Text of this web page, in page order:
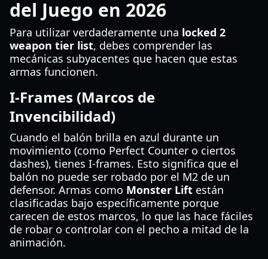
del Juego en 2026
Para utilizar verdaderamente una locked 2
weapon tier list, debes comprender las
mecánicas subyacentes que hacen que estas
armas funcionen.
I-Frames (Marcos de
Invencibilidad)
Cuando el balón brilla en azul durante un
movimiento (como Perfect Counter o ciertos
dashes), tienes I-frames. Esto significa que el
balón no puede ser robado por el M2 de un
defensor. Armas como Monster Lift están
clasificadas bajo específicamente porque
carecen de estos marcos, lo que las hace fáciles
de robar o controlar con el pecho a mitad de la
animación.